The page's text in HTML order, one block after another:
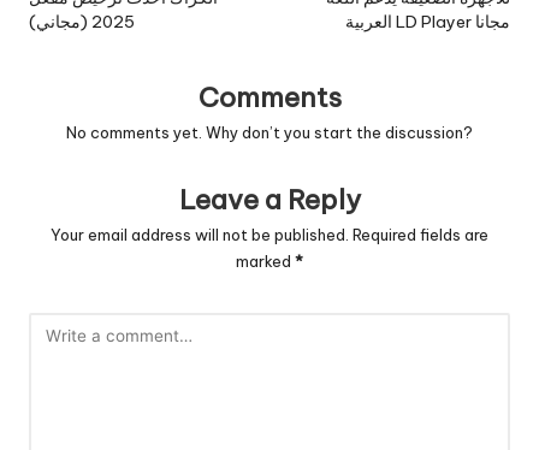
2025 (مجاني)
العربية LD Player مجانا
Comments
No comments yet. Why don’t you start the discussion?
Leave a Reply
Your email address will not be published. Required fields are
marked *